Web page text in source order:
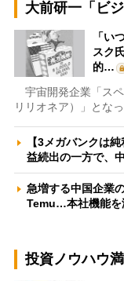
大前研一「ビ
「い
スク
的…
宇宙開発企業「ス
リリオネア）」とな
【3メガバンクは
益続出の一方で、
急増する中国企業
Temu…本社機能
投資ノウハウ